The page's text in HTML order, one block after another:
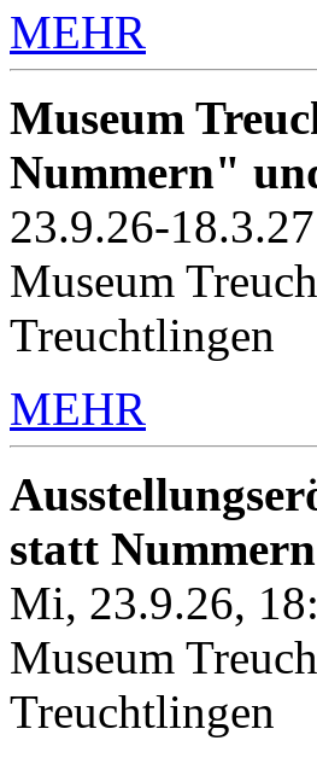
MEHR
Museum
Nummern"
23.9.26-18.3.27
Museum
Treuchtlingen
MEHR
statt
Mi, 23.9.26,
Museum
Treuchtlingen